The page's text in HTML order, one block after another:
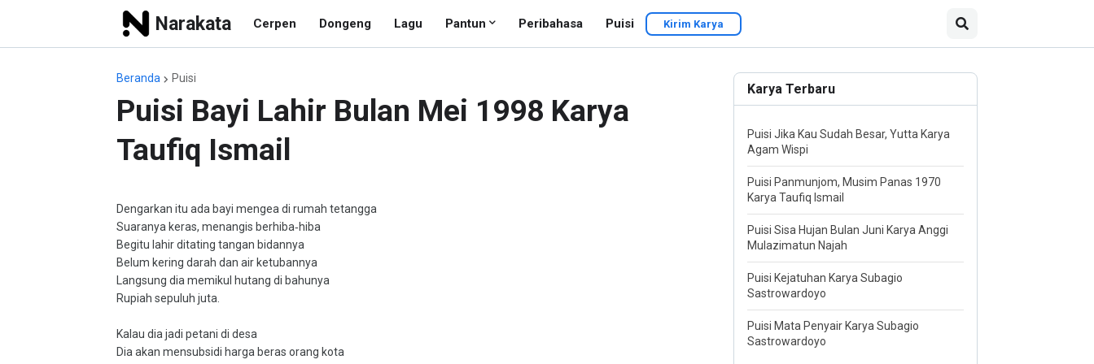
Narakata Cerpen Dongeng Lagu Pantun Peribahasa Puisi Kirim Karya
Beranda Puisi
Puisi Bayi Lahir Bulan Mei 1998 Karya
Taufiq Ismail
Dengarkan itu ada bayi mengea di rumah tetangga
Suaranya keras, menangis berhiba‐hiba
Begitu lahir ditating tangan bidannya
Belum kering darah dan air ketubannya
Langsung dia memikul hutang di bahunya
Rupiah sepuluh juta.
Kalau dia jadi petani di desa
Dia akan mensubsidi harga beras orang kota
Karya Terbaru
Puisi Jika Kau Sudah Besar, Yutta Karya
Agam Wispi
Puisi Panmunjom, Musim Panas 1970
Karya Taufiq Ismail
Puisi Sisa Hujan Bulan Juni Karya Anggi
Mulazimatun Najah
Puisi Kejatuhan Karya Subagio
Sastrowardoyo
Puisi Mata Penyair Karya Subagio
Sastrowardoyo